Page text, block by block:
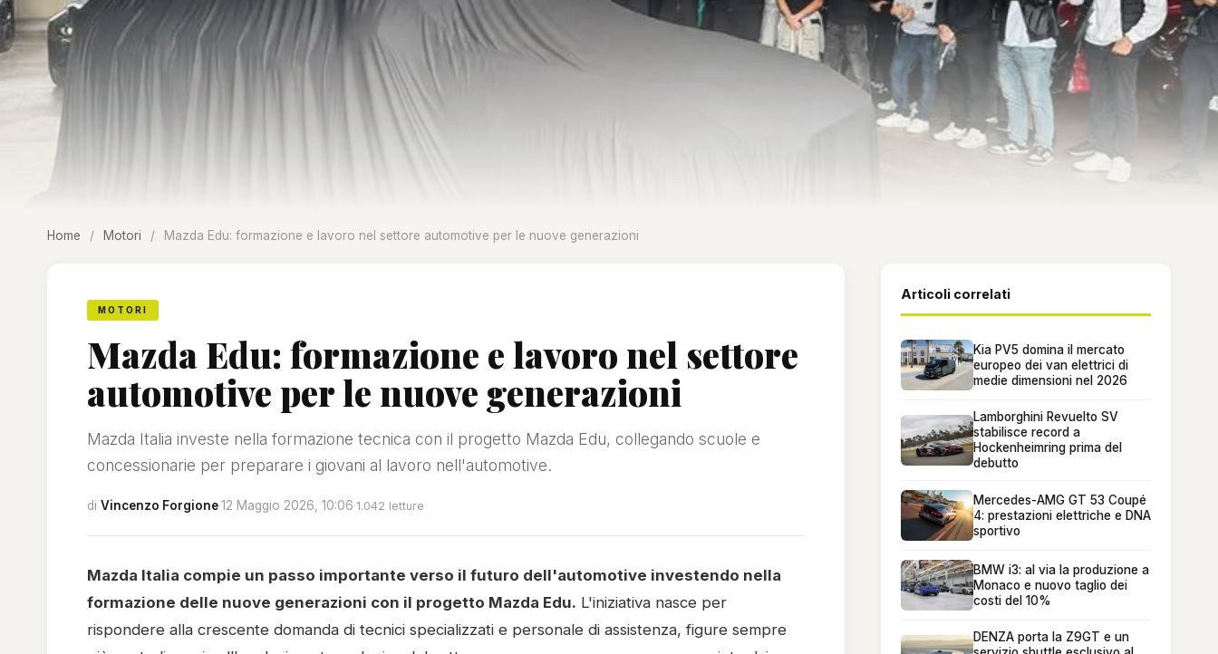
Home / Motori / Mazda Edu: formazione e lavoro nel settore automotive per le nuove generazioni
MOTORI
Mazda Edu: formazione e lavoro nel settore
automotive per le nuove generazioni
Mazda Italia investe nella formazione tecnica con il progetto Mazda Edu, collegando scuole e
concessionarie per preparare i giovani al lavoro nell'automotive.
di Vincenzo Forgione·12 Maggio 2026, 10:06·1.042 letture
Mazda Italia compie un passo importante verso il futuro dell'automotive investendo nella
formazione delle nuove generazioni con il progetto Mazda Edu. L'iniziativa nasce per
rispondere alla crescente domanda di tecnici specializzati e personale di assistenza, figure sempre
Articoli correlati
Kia PV5 domina il mercato
europeo dei van elettrici di
medie dimensioni nel 2026
Lamborghini Revuelto SV
stabilisce record a
Hockenheimring prima del
debutto
Mercedes-AMG GT 53 Coupé
4: prestazioni elettriche e DNA
sportivo
BMW i3: al via la produzione a
Monaco e nuovo taglio dei
costi del 10%
DENZA porta la Z9GT e un